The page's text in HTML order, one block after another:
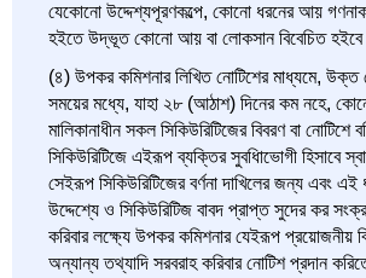
যেকোনো উদ্দেশ্যপূরণকল্পে, কোনো ধরনের আয়
হইতে উদ্ভূত কোনো আয় বা লোকসান বিবেচিত হইবে
(৪) উপকর কমিশনার লিখিত নোটিশের মাধ্যমে, উক্ত
সময়ের মধ্যে, যাহা ২৮ (আঠাশ) দিনের কম নহে,
মালিকানাধীন সকল সিকিউরিটিজের বিবরণ বা নোটিশে
সিকিউরিটিজে এইরূপ ব্যক্তির সুবধিাভোগী হিসাবে
সেইরূপ সিকিউরিটিজের বর্ণনা দাখিলের জন্য এবং এই
উদ্দেশ্যে ও সিকিউরিটিজ বাবদ প্রাপ্ত সুদের কর
করিবার লক্ষ্যে উপকর কমিশনার যেইরূপ প্রয়োজনীয়
অন্যান্য তথ্যাদি সরবরাহ করিবার নোটিশ প্রদান